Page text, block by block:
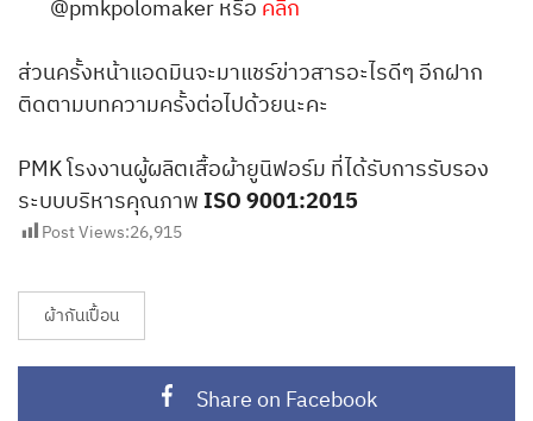
@pmkpolomaker หรือ คลิก
ส่วนครั้งหน้าแอดมินจะมาแชร์ข่าวสารอะไรดีๆ อีกฝาก
ติดตามบทความครั้งต่อไปด้วยนะคะ
PMK โรงงานผู้ผลิตเสื้อผ้ายูนิฟอร์ม ที่ได้รับการรับรอง
ระบบบริหารคุณภาพ ISO 9001:2015
Post Views:26,915
ผ้ากันเปื้อน
Share on Facebook